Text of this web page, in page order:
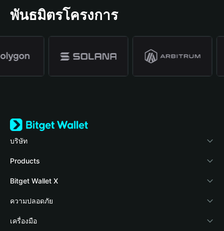
พันธมิตรโครงการ
บริษัท
เกี่ยวกับ Bitget Wallet
Blog
Academy
ข่าวสารด้านคริปโต
Products
Crypto Card
Stablecoin Earn
Payfi Crypto
Bitget Wallet X
นักพัฒนา
เชื่อมต่อ Wallet
ความปลอดภัย
Protection Fund
เครื่องมือ